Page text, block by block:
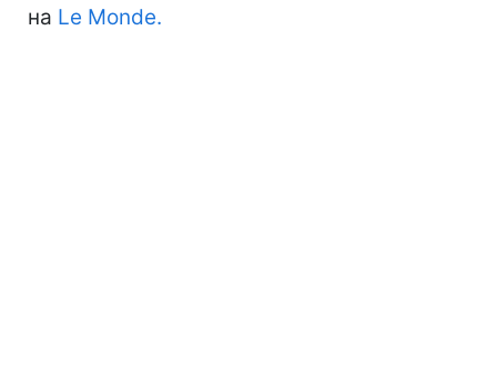
на Le Monde.